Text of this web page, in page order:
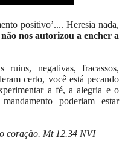
positivo’.... Heresia nada,
nos autorizou a encher a
negativas, fracassos,
certo, você está pecando
a fé, a alegria e o
poderiam estar
coração. Mt 12.34 NVI